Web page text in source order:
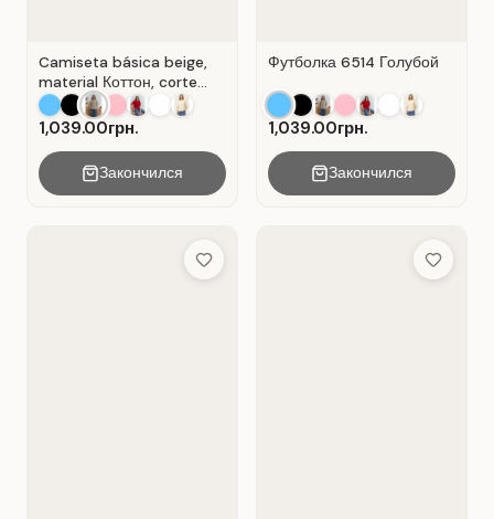
Camiseta básica beige,
material Коттон, corte
recto . Beige .
1,039.00грн.
Закончился
Футболка 6514 Голубой
1,039.00грн.
Закончился
Add to Wish List Add to